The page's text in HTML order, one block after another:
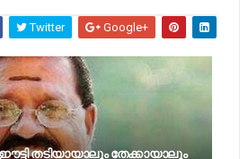
Twitter Google+
ഈട്ടി തടിയായാലും തേക്കായാലും